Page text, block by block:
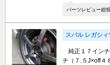
パーツレビュー総
スバル レガシ
純正１７イン
チ（７.５J×off４